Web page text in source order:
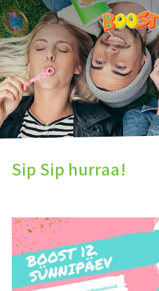
Sip Sip hurraa!